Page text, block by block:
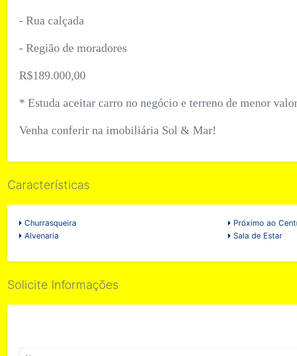
Características
Churrasqueira
Alvenaria
Próximo ao
Sala de Estar
Solicite Informações
- Rua calçada
- Região de moradores
R$189.000,00
* Estuda aceitar carro no negócio e terreno de menor
Venha conferir na imobiliária Sol & Mar!